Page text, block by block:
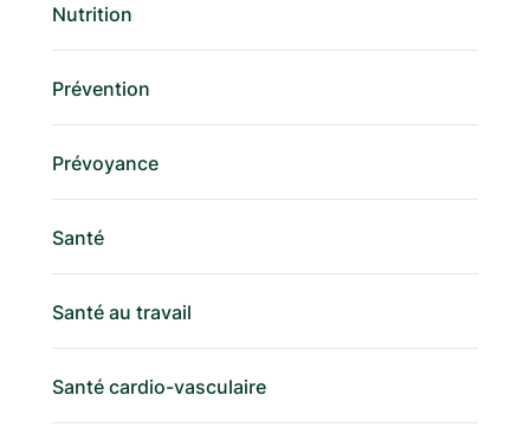
Nutrition
Prévention
Prévoyance
Santé
Santé au travail
Santé cardio-vasculaire